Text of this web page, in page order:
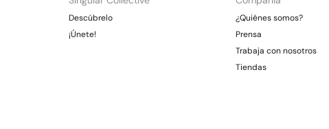
Descúbrelo
¡Únete!
¿Quiénes somos?
Prensa
Trabaja con nosotros
Tiendas